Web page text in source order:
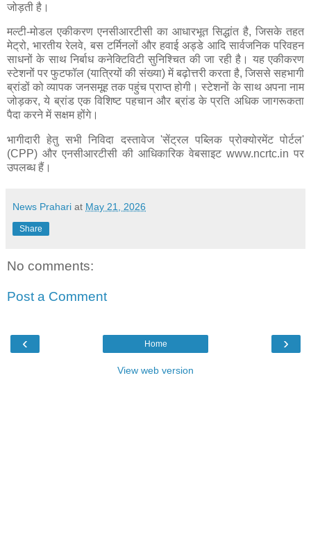
जोड़ती है।
मल्टी-मोडल एकीकरण एनसीआरटीसी का आधारभूत सिद्धांत है, जिसके तहत
मेट्रो, भारतीय रेलवे, बस टर्मिनलों और हवाई अड्डे आदि सार्वजनिक परिवहन
साधनों के साथ निर्बाध कनेक्टिविटी सुनिश्चित की जा रही है। यह एकीकरण
स्टेशनों पर फुटफॉल (यात्रियों की संख्या) में बढ़ोत्तरी करता है, जिससे सहभागी
ब्रांडों को व्यापक जनसमूह तक पहुंच प्राप्त होगी। स्टेशनों के साथ अपना नाम
जोड़कर, ये ब्रांड एक विशिष्ट पहचान और ब्रांड के प्रति अधिक जागरूकता
पैदा करने में सक्षम होंगे।
भागीदारी हेतु सभी निविदा दस्तावेज 'सेंट्रल पब्लिक प्रोक्योरमेंट पोर्टल'
(CPP) और एनसीआरटीसी की आधिकारिक वेबसाइट www.ncrtc.in पर
उपलब्ध हैं।
News Prahari at May 21, 2026
Share
No comments:
Post a Comment
‹ ›
Home
View web version